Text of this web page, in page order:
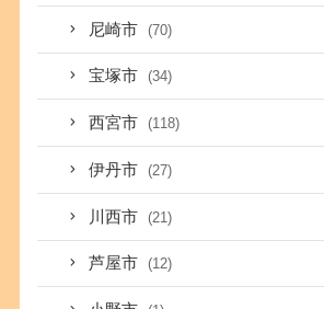
尼崎市 (70)
宝塚市 (34)
西宮市 (118)
伊丹市 (27)
川西市 (21)
芦屋市 (12)